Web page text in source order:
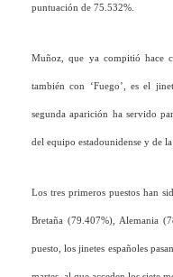
puntuación de 75.532%.
Muñoz, que ya compitió hace
también con ‘Fuego’, es el
segunda aparición ha servido
del equipo estadounidense y de la
Los tres primeros puestos han
Bretaña (79.407%), Alemania
puesto, los jinetes españoles